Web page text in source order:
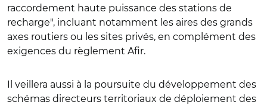
raccordement haute puissance des stations de
recharge", incluant notamment les aires des grands
axes routiers ou les sites privés, en complément des
exigences du règlement Afir.
Il veillera aussi à la poursuite du développement des
schémas directeurs territoriaux de déploiement des